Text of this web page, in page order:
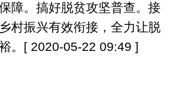
障。搞好脱贫攻坚普查。接
村振兴有效衔接，全力让脱
。[ 2020-05-22 09:49 ]